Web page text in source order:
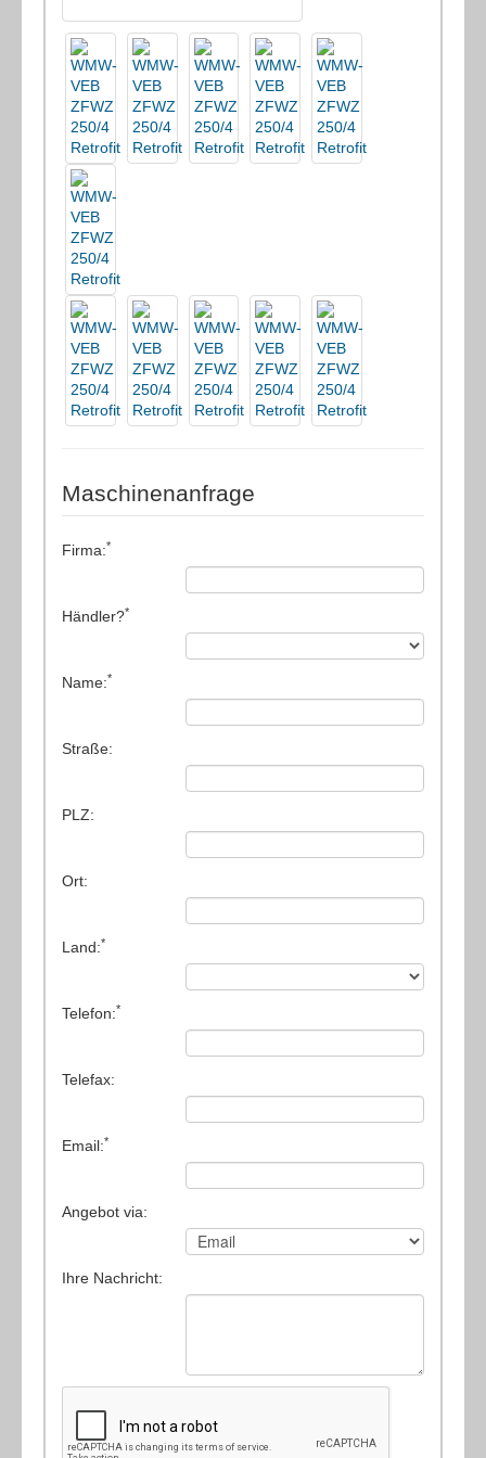
(11) Schleifmaschinen
(6) Schweissmaschinen etc.
(2) Stahlbearbeitung/Bohren/Brennen/ Ausklinken
(1) Stanzmaschinen
(6) Stoss-/Zieh-/Räummaschinen
(8) Sägen
(3) Verzahnungsmaschinen
(1) Zahnrad-Abwälzfräsmaschine - horizontal
(2) Zahnradstossmaschine
(3) Werkzeugschleifmaschinen
(1) Zentrier-/Endenbearbeitungsmaschinen
Maschinenanfrage
Firma:*
Händler?*
Name:*
Straße:
PLZ:
Ort:
Land:*
Telefon:*
Telefax:
Email:*
Angebot via:
Ihre Nachricht: